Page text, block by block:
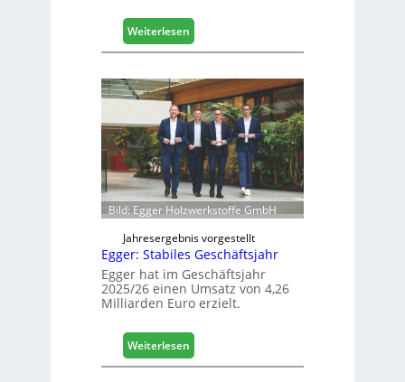
i
i
e
r
t
s
c
h
Weiterlesen:
H
f
e
l
e
e
r
ö
f
f
n
e
t
L
o
s
Bild: Egger Holzwerkstoffe GmbH
Jahresergebnis vorgestellt
Egger: Stabiles Geschäftsjahr
Egger hat im Geschäftsjahr
2025/26 einen Umsatz von 4,26
Milliarden Euro erzielt.
Weiterlesen:
E